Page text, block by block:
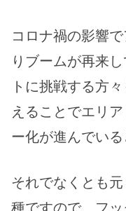
コロナ禍の影響
りブームが再来
トに挑戦する方
えることでエリ
ー化が進んでいる
それでなくとも
種ですので、フ